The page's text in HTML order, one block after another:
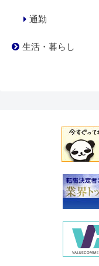
通勤
生活・暮らし